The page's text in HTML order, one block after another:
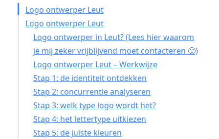
Logo ontwerper Leut
Logo ontwerper Leut
Logo ontwerper in Leut? (Lees hier waarom
je mij zeker vrijblijvend moet contacteren 🙂)
Logo ontwerper Leut – Werkwijze
Stap 1: de identiteit ontdekken
Stap 2: concurrentie analyseren
Stap 3: welk type logo wordt het?
Stap 4: het lettertype uitkiezen
Stap 5: de juiste kleuren